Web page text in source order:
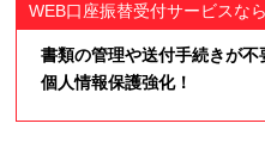
書類の管理や送付手続きが不
個人情報保護強化！